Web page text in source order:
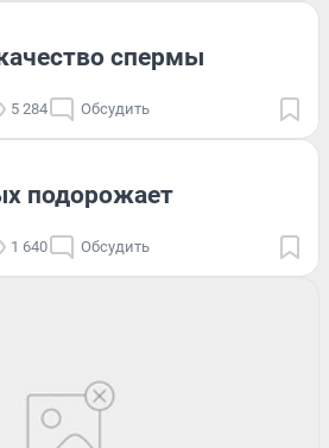
спермы
5 284 Обсудить
подорожает
1 640 Обсудить